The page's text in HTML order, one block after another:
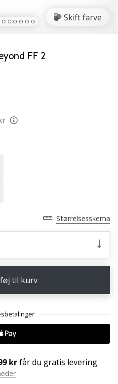
Skift farve
FF 2
Størrelsesskema
til kurv
krfår du gratis levering